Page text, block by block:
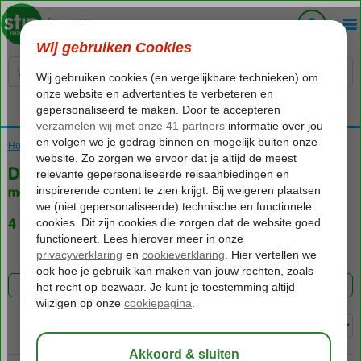
Voelt als thuiskomen...
Home Vakantie reizen
Dassia
met (Ultra) All Inclusive
4 aanbiedingen
FILTER 4 AANBIEDINGEN